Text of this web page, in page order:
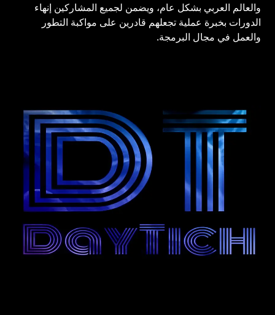
والعالم العربي بشكل عام، ويضمن لجميع المشاركين إنهاء
الدورات بخبرة عملية تجعلهم قادرين على مواكبة التطور
والعمل في مجال البرمجة.